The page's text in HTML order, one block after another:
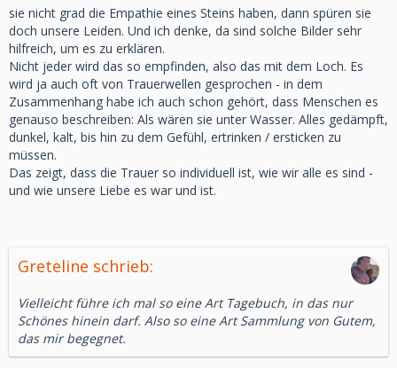
sie nicht grad die Empathie eines Steins haben, dann spüren sie
doch unsere Leiden. Und ich denke, da sind solche Bilder sehr
hilfreich, um es zu erklären.
Nicht jeder wird das so empfinden, also das mit dem Loch. Es
wird ja auch oft von Trauerwellen gesprochen - in dem
Zusammenhang habe ich auch schon gehört, dass Menschen es
genauso beschreiben: Als wären sie unter Wasser. Alles gedämpft,
dunkel, kalt, bis hin zu dem Gefühl, ertrinken / ersticken zu
müssen.
Das zeigt, dass die Trauer so individuell ist, wie wir alle es sind -
und wie unsere Liebe es war und ist.
Greteline schrieb:
Vielleicht führe ich mal so eine Art Tagebuch, in das nur
Schönes hinein darf. Also so eine Art Sammlung von Gutem,
das mir begegnet.